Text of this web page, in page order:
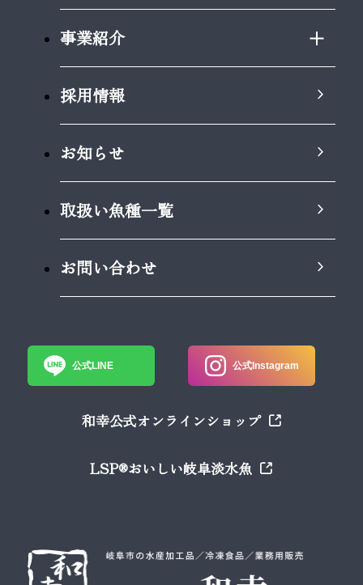
事業紹介
採用情報
お知らせ
取扱い魚種一覧
お問い合わせ
公式LINE 公式Instagram
和幸公式オンラインショップ
LSP®おいしい岐阜淡水魚